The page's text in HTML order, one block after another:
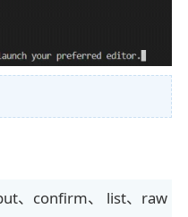
、confirm、 list、raw